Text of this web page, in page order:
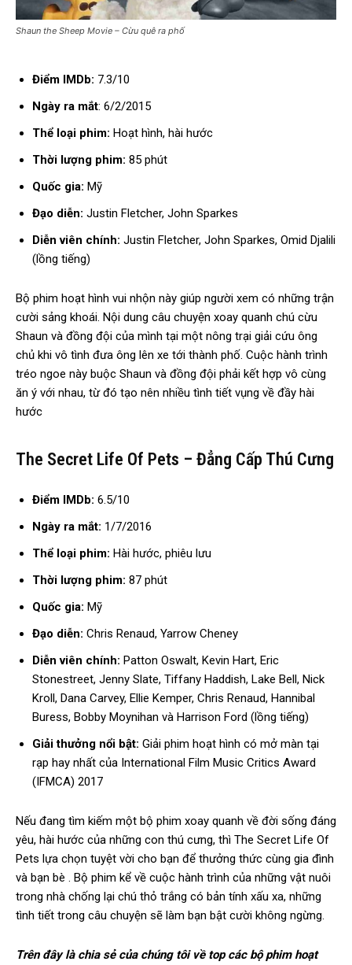
Shaun the Sheep Movie – Cừu quê ra phố
Điểm IMDb: 7.3/10
Ngày ra mắt: 6/2/2015
Thể loại phim: Hoạt hình, hài hước
Thời lượng phim: 85 phút
Quốc gia: Mỹ
Đạo diễn: Justin Fletcher, John Sparkes
Diễn viên chính: Justin Fletcher, John Sparkes, Omid Djalili
(lồng tiếng)
Bộ phim hoạt hình vui nhộn này giúp người xem có những trận
cười sảng khoái. Nội dung câu chuyện xoay quanh chú cừu
Shaun và đồng đội của mình tại một nông trại giải cứu ông
chủ khi vô tình đưa ông lên xe tới thành phố. Cuộc hành trình
tréo ngoe này buộc Shaun và đồng đội phải kết hợp vô cùng
ăn ý với nhau, từ đó tạo nên nhiều tình tiết vụng về đầy hài
hước
The Secret Life Of Pets – Đẳng Cấp Thú Cưng
Điểm IMDb: 6.5/10
Ngày ra mắt: 1/7/2016
Thể loại phim: Hài hước, phiêu lưu
Thời lượng phim: 87 phút
Quốc gia: Mỹ
Đạo diễn: Chris Renaud, Yarrow Cheney
Diễn viên chính: Patton Oswalt, Kevin Hart, Eric
Stonestreet, Jenny Slate, Tiffany Haddish, Lake Bell, Nick
Kroll, Dana Carvey, Ellie Kemper, Chris Renaud, Hannibal
Buress, Bobby Moynihan và Harrison Ford (lồng tiếng)
Giải thưởng nổi bật: Giải phim hoạt hình có mở màn tại
rạp hay nhất của International Film Music Critics Award
(IFMCA) 2017
Nếu đang tìm kiếm một bộ phim xoay quanh về đời sống đáng
yêu, hài hước của những con thú cưng, thì The Secret Life Of
Pets lựa chọn tuyệt vời cho bạn để thưởng thức cùng gia đình
và bạn bè . Bộ phim kể về cuộc hành trình của những vật nuôi
trong nhà chống lại chú thỏ trắng có bản tính xấu xa, những
tình tiết trong câu chuyện sẽ làm bạn bật cười không ngừng.
Trên đây là chia sẻ của chúng tôi về top các bộ phim hoạt